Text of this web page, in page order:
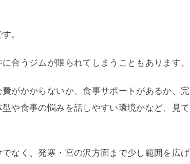
。
合うジムが限られてしまうこともあります。
がかからないか、食事サポートがあるか、完
や食事の悩みを話しやすい環境かなど、見て
なく、発寒・宮の沢方面まで少し範囲を広げ